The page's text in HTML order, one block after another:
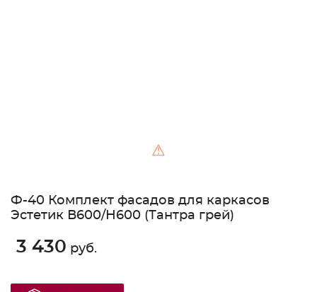
⚠
Ф-40 Комплект фасадов для каркасов
Эстетик В600/Н600 (Тантра грей)
3 430 руб.